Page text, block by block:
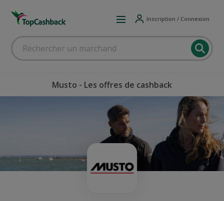
Inscription / Connexion
Musto - Les offres de cashback